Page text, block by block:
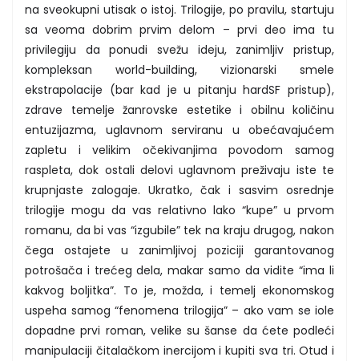
na sveokupni utisak o istoj. Trilogije, po pravilu, startuju
sa veoma dobrim prvim delom – prvi deo ima tu
privilegiju da ponudi svežu ideju, zanimljiv pristup,
kompleksan world-building, vizionarski smele
ekstrapolacije (bar kad je u pitanju hardSF pristup),
zdrave temelje žanrovske estetike i obilnu količinu
entuzijazma, uglavnom serviranu u obećavajućem
zapletu i velikim očekivanjima povodom samog
raspleta, dok ostali delovi uglavnom preživaju iste te
krupnjaste zalogaje. Ukratko, čak i sasvim osrednje
trilogije mogu da vas relativno lako “kupe” u prvom
romanu, da bi vas “izgubile” tek na kraju drugog, nakon
čega ostajete u zanimljivoj poziciji garantovanog
potrošača i trećeg dela, makar samo da vidite “ima li
kakvog boljitka”. To je, možda, i temelj ekonomskog
uspeha samog “fenomena trilogija” – ako vam se iole
dopadne prvi roman, velike su šanse da ćete podleći
manipulaciji čitalačkom inercijom i kupiti sva tri. Otud i